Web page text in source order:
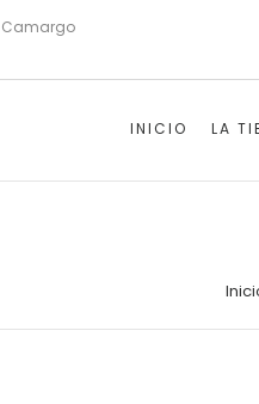
Camargo
INICIO LA